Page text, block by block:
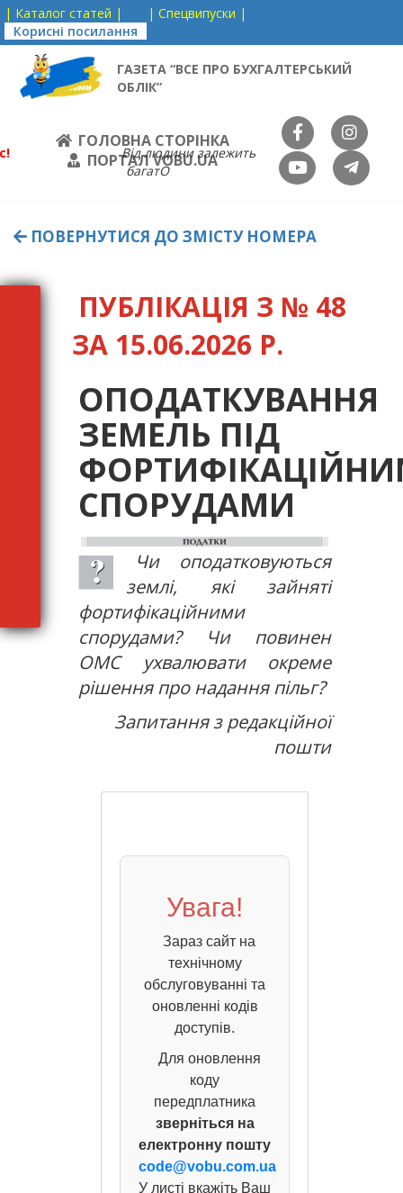
| Каталог статей |
| Спецвипуски |
Корисні посилання
ГАЗЕТА “ВСЕ ПРО БУХГАЛТЕРСЬКИЙ
ОБЛІК”
ГОЛОВНА СТОРІНКА
ПОРТАЛ VOBU.UA
Від людини залежить
багатО
ПОВЕРНУТИСЯ ДО ЗМІСТУ НОМЕРА
ПУБЛІКАЦІЯ З № 48
ЗА 15.06.2026 Р.
ОПОДАТКУВАННЯ
ЗЕМЕЛЬ ПІД
СПОРУДАМИ
Чи оподатковуються
землі, які зайняті
фортифікаційними
спорудами? Чи повинен
ОМС ухвалювати окреме
рішення про надання пільг?
Запитання з редакційної
пошти
Увага!
Зараз сайт на
технічному
обслуговуванні та
оновленні кодів
доступів.
Для оновлення
коду
передплатника
зверніться на
електронну пошту
code@vobu.com.ua
У листі вкажіть Ваш